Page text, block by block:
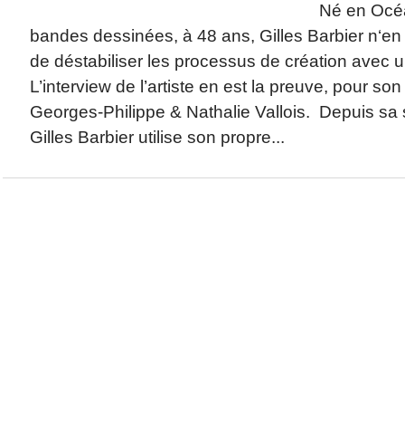
Né en
bandes dessinées, à 48 ans, Gilles Barbier
de déstabiliser les processus de création avec
L’interview de l’artiste en est la preuve, pour
Georges-Philippe & Nathalie Vallois. Depuis sa
Gilles Barbier utilise son propre...